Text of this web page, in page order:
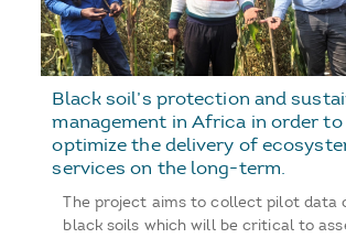
Black soil’s protection and
management in Africa in order to
optimize the delivery of
services on the long-term.
The project aims to collect pilot data
black soils which will be critical to